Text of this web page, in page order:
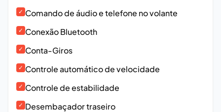
✓ Comando de áudio e telefone no volante
✓ Conexão Bluetooth
✓ Conta-Giros
✓ Controle automático de velocidade
✓ Controle de estabilidade
✓ Desembaçador traseiro